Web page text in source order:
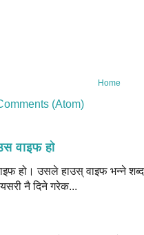
Home
(Atom)
वाइफ हो
हो। उसले हाउस् वाइफ भन्ने
नै दिने गरेक...